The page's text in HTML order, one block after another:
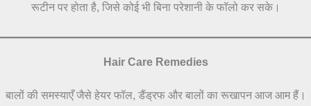
रूटीन पर होता है, जिसे कोई भी बिना परेशानी के फॉलो कर सके।
Hair Care Remedies
बालों की समस्याएँ जैसे हेयर फॉल, डैंड्रफ और बालों का रूखापन आज आम हैं।